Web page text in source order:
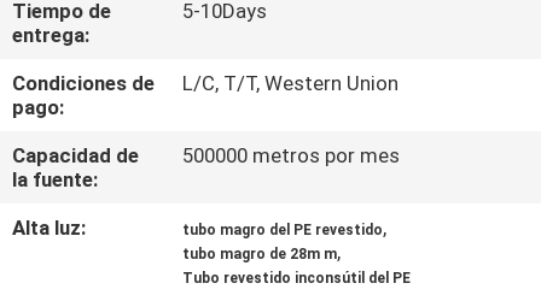
CALIDAD
ÉNTRENOS
EN
CONTACTO
CON
Tiempo de
entrega:
5-10Days
Condiciones de
pago:
L/C, T/T, Western Union
Capacidad de
la fuente:
500000 metros por mes
Alta luz: tubo magro del PE revestido,
tubo magro de 28m m,
Tubo revestido inconsútil del PE